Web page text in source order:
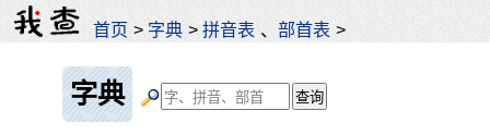
首页 > 字典 >拼音表 、部首表 >
字典